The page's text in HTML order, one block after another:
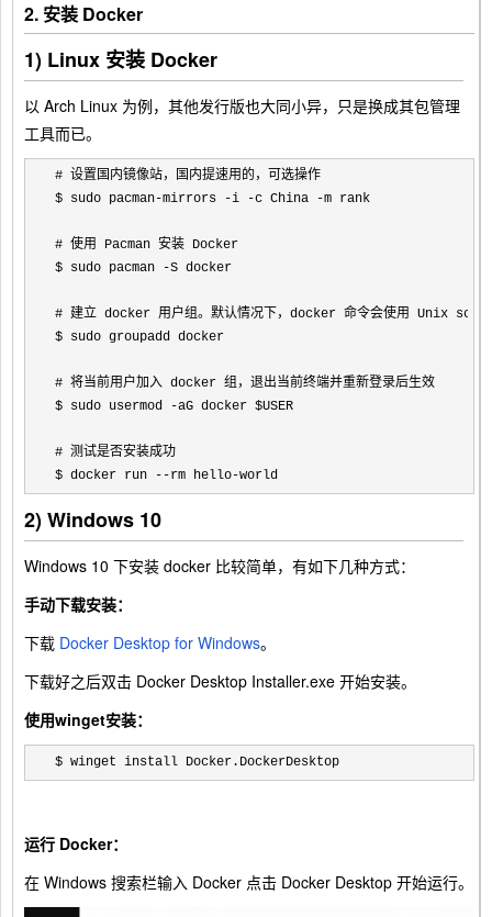
2. 安装 Docker
1) Linux 安装 Docker
以 Arch Linux 为例，其他发行版也大同小异，只是换成其包管理
工具而已。
# 设置国内镜像站，国内提速用的，可选操作
$ sudo pacman-mirrors -i -c China -m rank
# 使用 Pacman 安装 Docker
$ sudo pacman
-S docker
# 建立 docker 用户组。默认情况下，docker 命令会使用 Unix
$ sudo groupadd docker
# 将当前用户加入 docker 组，退出当前终端并重新登录后生效
$ sudo usermod
-aG docker $USER
# 测试是否安装成功
$ docker run
--rm hello-world
2) Windows 10
Windows 10 下安装 docker 比较简单，有如下几种方式：
手动下载安装：
下载 Docker Desktop for Windows。
下载好之后双击 Docker Desktop Installer.exe 开始安装。
使用winget安装：
$ winget install Docker.DockerDesktop
运行 Docker：
在 Windows 搜索栏输入 Docker 点击 Docker Desktop 开始运行。